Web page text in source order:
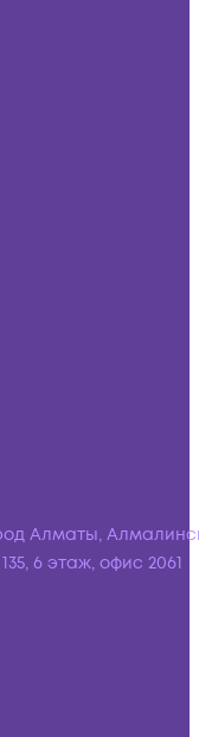
Алматы,
6 этаж, офис 2061